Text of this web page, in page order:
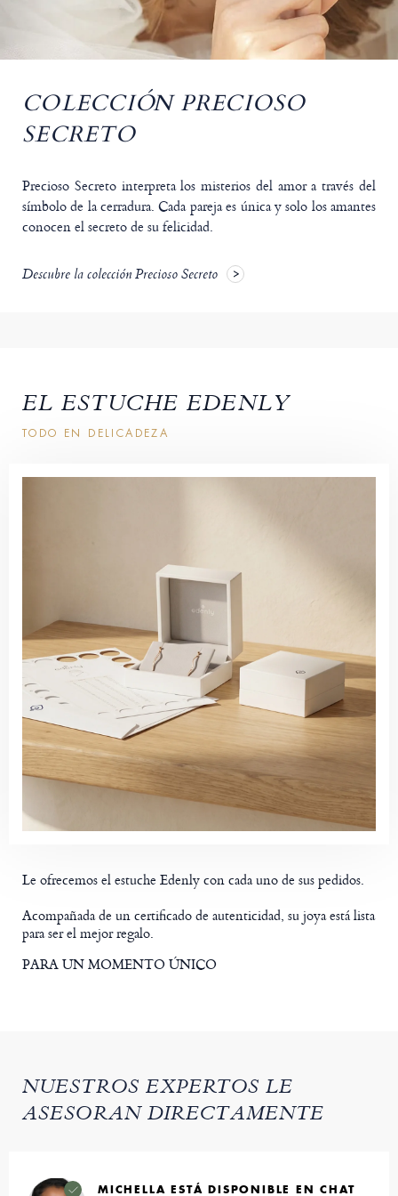
COLECCIÓN PRECIOSO
SECRETO
Precioso Secreto interpreta los misterios del amor a través del
símbolo de la cerradura. Cada pareja es única y solo los amantes
conocen el secreto de su felicidad.
Descubre la colección Precioso Secreto
EL ESTUCHE EDENLY
TODO EN DELICADEZA
Le ofrecemos el estuche Edenly con cada uno de sus pedidos.
Acompañada de un certificado de autenticidad, su joya está lista
para ser el mejor regalo.
PARA UN MOMENTO ÚNICO
NUESTROS EXPERTOS LE
ASESORAN DIRECTAMENTE
MICHELLA ESTÁ DISPONIBLE EN CHAT